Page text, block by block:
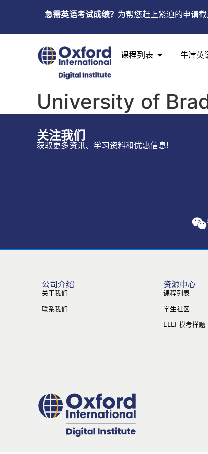
急需英语考试成绩？ 为帮您赶上紧迫的申请
课程列表 牛津英
University of
关注我们
获取更多资讯、学习资料和优惠信息!
公司介绍
关于我们
联系我们
资源中心
课程列表
学生社区
ELLT 模考样题